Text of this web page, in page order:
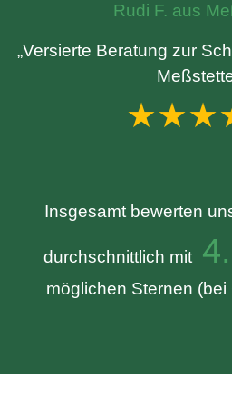
Rudi F. aus
„Versierte Beratung zur
Insgesamt bewerten
durchschnittlich mit
möglichen Sternen